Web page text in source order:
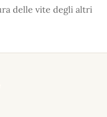
delle vite degli altri